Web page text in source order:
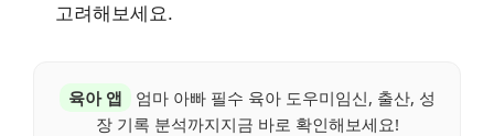
고려해보세요.
육아 앱
엄마 아빠 필수 육아 도우미임신, 출산, 성
장 기록 분석까지지금 바로 확인해보세요!